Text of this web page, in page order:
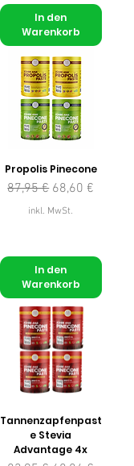
In den
Warenkorb
Propolis Pinecone
Standardpreis
87,95 € Sale-Preis
68,60 €
inkl. MwSt.
In den
Warenkorb
Tannenzapfenpast
e Stevia
Advantage 4x